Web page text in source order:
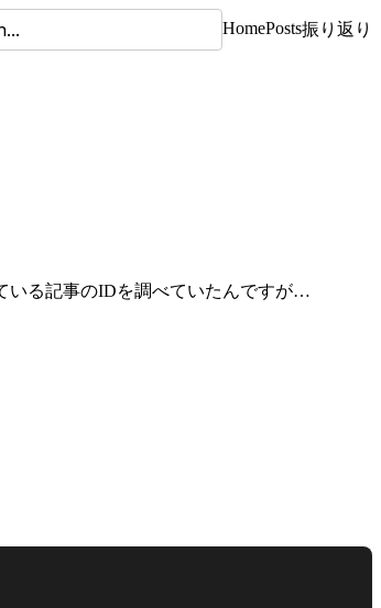
HomePosts振り返り
いる記事のIDを調べていたんですが…